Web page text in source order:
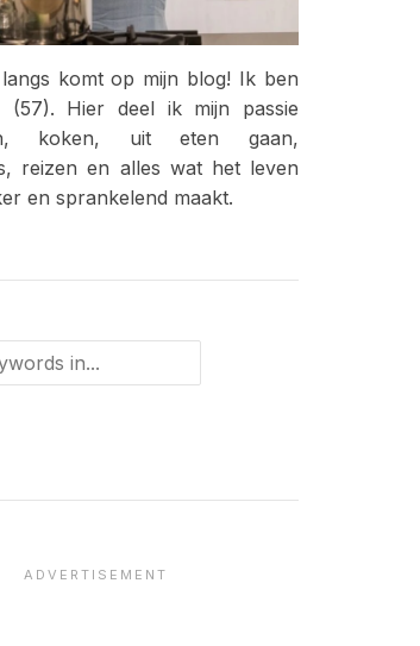
komt op mijn blog! Ik ben
(57). Hier deel ik mijn passie
koken, uit eten gaan,
reizen en alles wat het leven
en sprankelend maakt.